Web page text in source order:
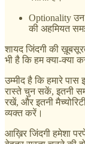
Optionality
की अहमियत
शायद जिंदगी की
भी है कि हम क्या-क्या
उम्मीद है कि हमारे पास
रास्ते चुन सकें, इतनी
रखें, और इतनी
व्यक्त करें।
आख़िर जिंदगी हमेशा